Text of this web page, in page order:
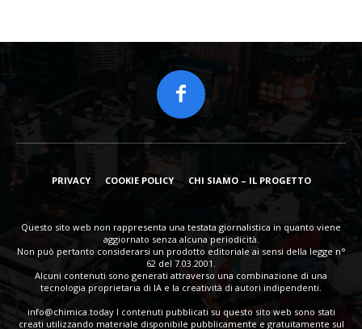
PRIVACY COOKIE POLICY CHI SIAMO – IL PROGETTO
Questo sito web non rappresenta una testata giornalistica in quanto viene
aggiornato senza alcuna periodicità.
Non può pertanto considerarsi un prodotto editoriale ai sensi della legge n°
62 del 7.03.2001.
Alcuni contenuti sono generati attraverso una combinazione di una
tecnologia proprietaria di IA e la creatività di autori indipendenti.
info@chimica.todayI contenuti pubblicati su questo sito web sono stati
creati utilizzando materiale disponibile pubblicamente e gratuitamente sul